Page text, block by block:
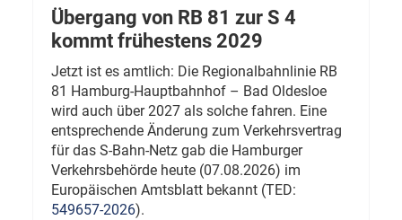
Übergang von RB 81 zur S 4
kommt frühestens 2029
Jetzt ist es amtlich: Die Regionalbahnlinie RB
81 Hamburg-Hauptbahnhof – Bad Oldesloe
wird auch über 2027 als solche fahren. Eine
entsprechende Änderung zum Verkehrsvertrag
für das S-Bahn-Netz gab die Hamburger
Verkehrsbehörde heute (07.08.2026) im
Europäischen Amtsblatt bekannt (TED:
549657-2026).